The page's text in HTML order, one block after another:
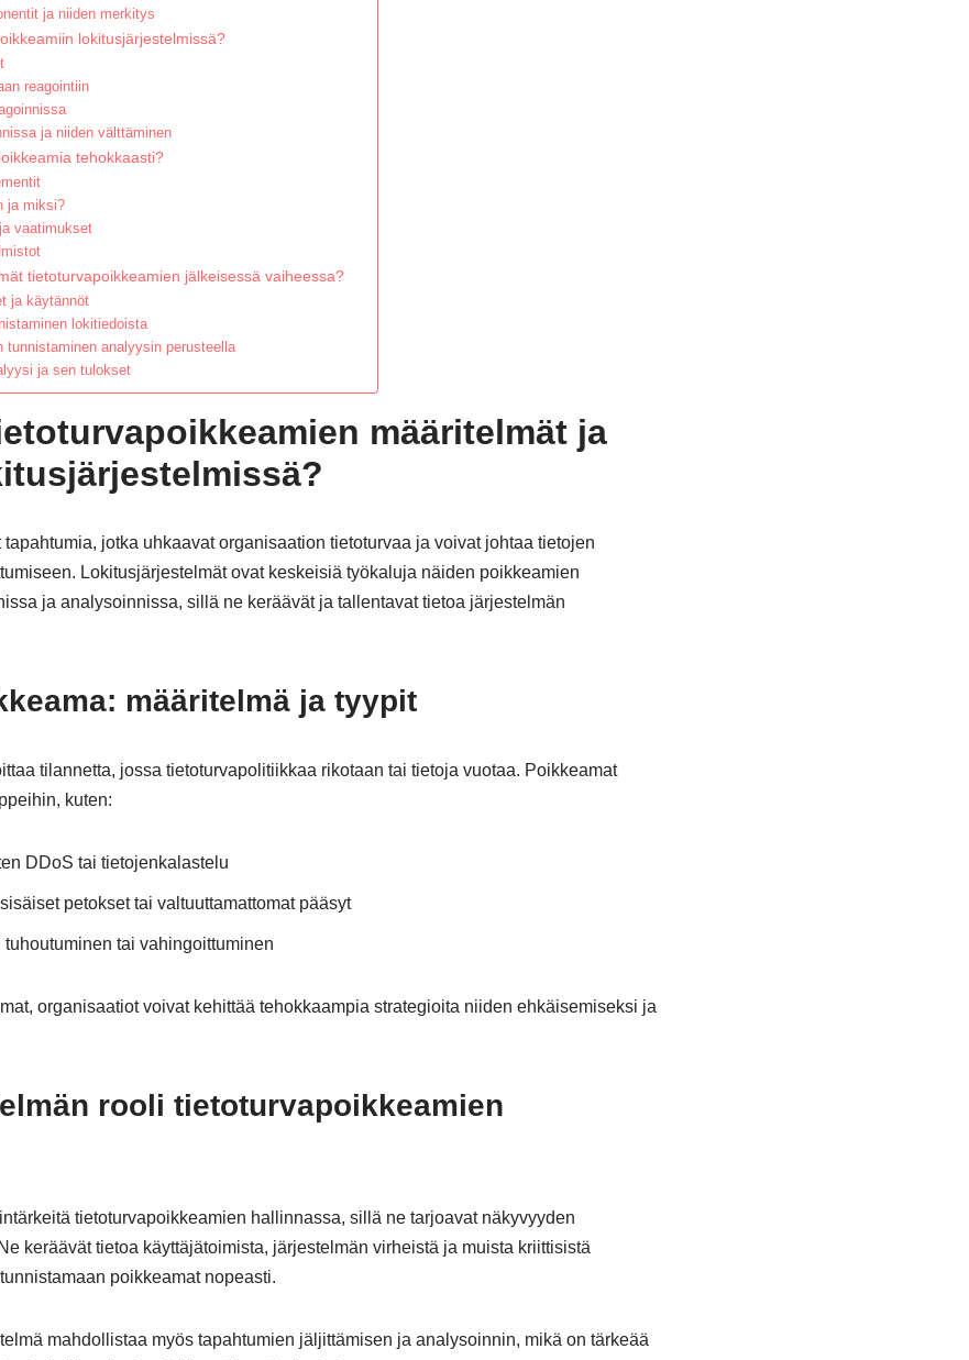
ja niiden merkitys
lokitusjärjestelmissä?
reagointiin
ja niiden välttäminen
tehokkaasti?
ja miksi?
vaatimukset
tietoturvapoikkeamien jälkeisessä vaiheessa?
ja käytännöt
lokitiedoista
tunnistaminen analyysin perusteella
ja sen tulokset
määritelmät ja
jotka uhkaavat organisaation tietoturvaa ja voivat johtaa tietojen
Lokitusjärjestelmät ovat keskeisiä työkaluja näiden poikkeamien
ja analysoinnissa, sillä ne keräävät ja tallentavat tietoa järjestelmän
määritelmä ja tyypit
tilannetta, jossa tietoturvapolitiikkaa rikotaan tai tietoja vuotaa. Poikkeamat
kuten:
DDoS tai tietojenkalastelu
petokset tai valtuuttamattomat pääsyt
tai vahingoittuminen
organisaatiot voivat kehittää tehokkaampia strategioita niiden ehkäisemiseksi ja
rooli tietoturvapoikkeamien
tietoturvapoikkeamien hallinnassa, sillä ne tarjoavat näkyvyyden
keräävät tietoa käyttäjätoimista, järjestelmän virheistä ja muista kriittisistä
poikkeamat nopeasti.
mahdollistaa myös tapahtumien jäljittämisen ja analysoinnin, mikä on tärkeää